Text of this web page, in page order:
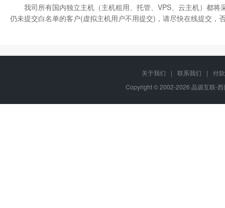
我司所有国内独立主机（主机租用、托管、VPS、云主机）都将
仍未提交白名单的客户(虚拟主机用户不用提交)，请尽快在线提交，
关于我们 | 联系我们 |
付
Copyright © 2002-2026 晶源互联-